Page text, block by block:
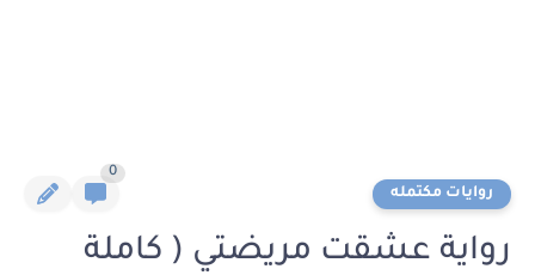
روايات مكتمله
0
رواية عشقت مريضتي ( كاملة